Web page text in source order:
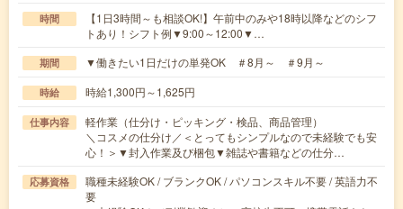
時間
【1日3時間～も相談OK!】午前中のみや18時以降などのシフ
トあり！シフト例▼9:00～12:00▼…
期間 ▼働きたい1日だけの単発OK ＃8月～ ＃9月～
時給 時給1,300円～1,625円
仕事内容
軽作業（仕分け・ピッキング・検品、商品管理）
＼コスメの仕分け／＜とってもシンプルなので未経験でも安
心！＞▼封入作業及び梱包▼雑誌や書籍などの仕分…
応募資格
職種未経験OK / ブランクOK / パソコンスキル不要 / 英語力不
要